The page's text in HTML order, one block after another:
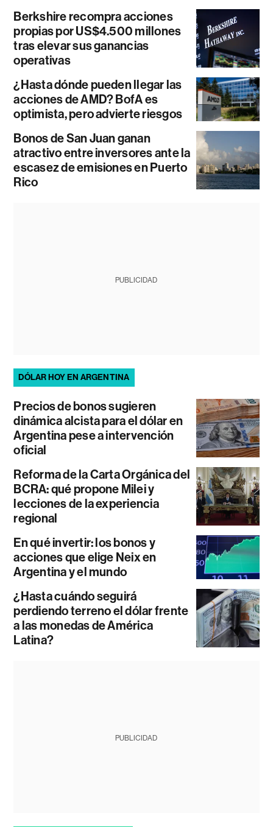
Berkshire recompra acciones
propias por US$4.500 millones
tras elevar sus ganancias
operativas
¿Hasta dónde pueden llegar las
acciones de AMD? BofA es
optimista, pero advierte riesgos
Bonos de San Juan ganan
atractivo entre inversores ante la
escasez de emisiones en Puerto
Rico
PUBLICIDAD
DÓLAR HOY EN ARGENTINA
Precios de bonos sugieren
dinámica alcista para el dólar en
Argentina pese a intervención
oficial
Reforma de la Carta Orgánica del
BCRA: qué propone Milei y
lecciones de la experiencia
regional
En qué invertir: los bonos y
acciones que elige Neix en
Argentina y el mundo
¿Hasta cuándo seguirá
perdiendo terreno el dólar frente
a las monedas de América
Latina?
PUBLICIDAD